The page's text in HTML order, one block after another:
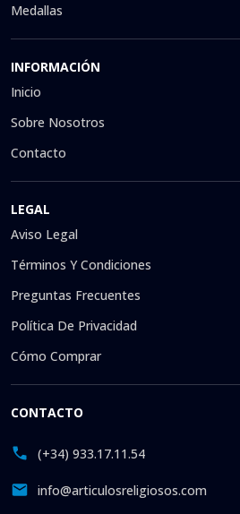
Medallas
INFORMACIÓN
Inicio
Sobre Nosotros
Contacto
LEGAL
Aviso Legal
Términos Y Condiciones
Preguntas Frecuentes
Política De Privacidad
Cómo Comprar
CONTACTO
(+34) 933.17.11.54
info@articulosreligiosos.com